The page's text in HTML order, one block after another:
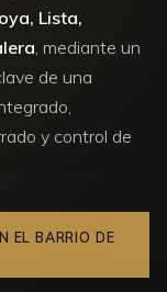
Lista,
, mediante un
de una
y control de
EL BARRIO DE